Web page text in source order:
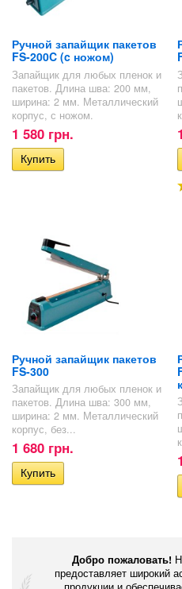
Ручной запайщик пакетов
FS-200C (c ножом)
Запайщик для любых пленок и
пакетов. Длина шва: 200 мм,
ширина: 2 мм. Металлический
корпус, с ножом.
1 580 грн.
Ручной запайщик пакетов
FS-300
Запайщик для любых пленок и
пакетов. Длина шва: 300 мм,
ширина: 2 мм. Металлический
корпус, без...
1 680 грн.
Добро пожаловать!
предоставляет широкий